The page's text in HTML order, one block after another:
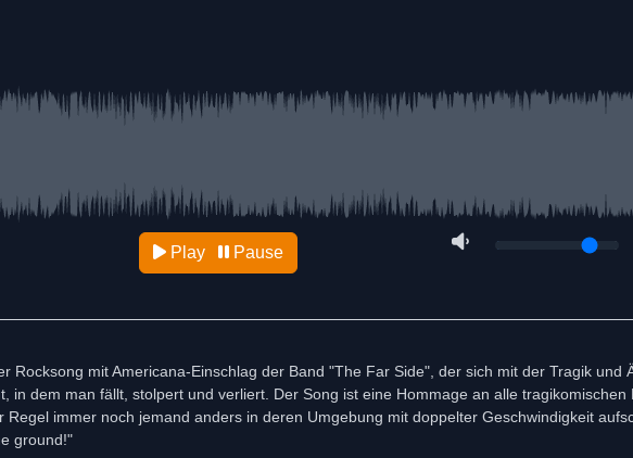
Play Pause
Rocksong mit Americana-Einschlag der Band "The Far Side", der sich mit der Tragik und
in dem man fällt, stolpert und verliert. Der Song ist eine Hommage an alle tragikomischen
immer noch jemand anders in deren Umgebung mit doppelter Geschwindigkeit
ground!"